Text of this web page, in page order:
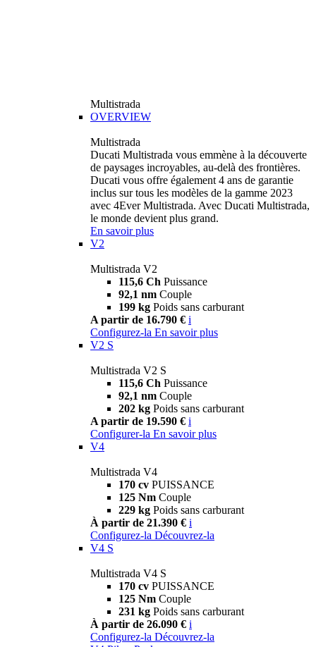
Multistrada
OVERVIEW
Multistrada
Ducati Multistrada vous emmène à la découverte
de paysages incroyables, au-delà des frontières.
Ducati vous offre également 4 ans de garantie
inclus sur tous les modèles de la gamme 2023
avec 4Ever Multistrada. Avec Ducati Multistrada,
le monde devient plus grand.
En savoir plus
V2
Multistrada V2
115,6 Ch Puissance
92,1 nm Couple
199 kg Poids sans carburant
A partir de 16.790 € i
Configurez-la En savoir plus
V2 S
Multistrada V2 S
115,6 Ch Puissance
92,1 nm Couple
202 kg Poids sans carburant
A partir de 19.590 € i
Configurer-la En savoir plus
V4
Multistrada V4
170 cv PUISSANCE
125 Nm Couple
229 kg Poids sans carburant
À partir de 21.390 € i
Configurez-la Découvrez-la
V4 S
Multistrada V4 S
170 cv PUISSANCE
125 Nm Couple
231 kg Poids sans carburant
À partir de 26.090 € i
Configurez-la Découvrez-la